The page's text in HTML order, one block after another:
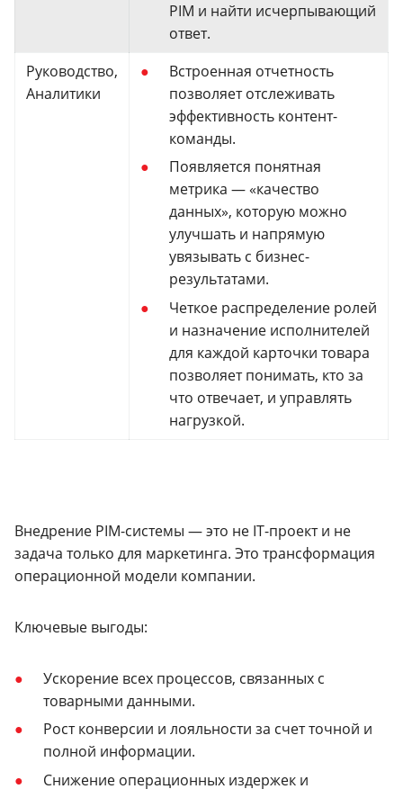
PIM и найти исчерпывающий
ответ.
Руководство,
Аналитики
Встроенная отчетность
позволяет отслеживать
эффективность контент-
команды.
Появляется понятная
метрика — «качество
данных», которую можно
улучшать и напрямую
увязывать с бизнес-
результатами.
Четкое распределение ролей
и назначение исполнителей
для каждой карточки товара
позволяет понимать, кто за
что отвечает, и управлять
нагрузкой.
Внедрение PIM-системы — это не IT-проект и не
задача только для маркетинга. Это трансформация
операционной модели компании.
Ключевые выгоды:
Ускорение всех процессов, связанных с
товарными данными.
Рост конверсии и лояльности за счет точной и
полной информации.
Снижение операционных издержек и